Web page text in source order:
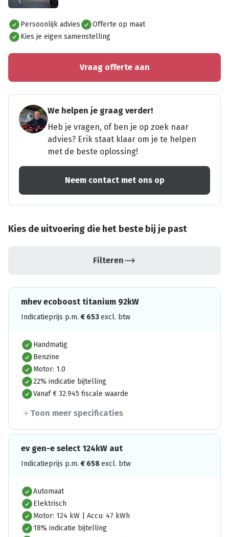
Alles bekijken
Persoonlijk advies
Offerte op maat
Kies je eigen samenstelling
Vraag offerte aan
We helpen je graag verder!
Heb je vragen, of ben je op zoek naar
advies? Erik staat klaar om je te helpen
met de beste oplossing!
Neem contact met ons op
Kies de uitvoering die het beste bij je past
Filteren
mhev ecoboost titanium 92kW
Indicatieprijs p.m. € 653excl. btw
Handmatig
Benzine
Motor: 1.0
22% indicatie bijtelling
Vanaf € 32.945 fiscale waarde
Toon meer specificaties
ev gen-e select 124kW aut
Indicatieprijs p.m. € 658excl. btw
Automaat
Elektrisch
Motor: 124 kW | Accu: 47 kWh
18% indicatie bijtelling